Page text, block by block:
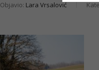
Objavio: Lara Vrsalović